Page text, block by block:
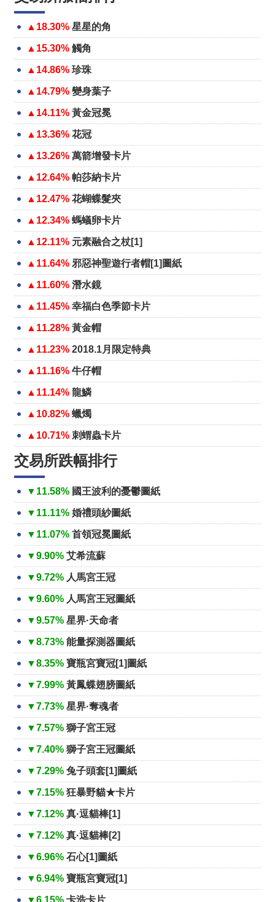
▲18.30% 星星的角
▲15.30% 觸角
▲14.86% 珍珠
▲14.79% 變身葉子
▲14.11% 黃金冠冕
▲13.36% 花冠
▲13.26% 萬箭增發卡片
▲12.64% 帕莎納卡片
▲12.47% 花蝴蝶髮夾
▲12.34% 螞蟻卵卡片
▲12.11% 元素融合之杖[1]
▲11.64% 邪惡神聖遊行者帽[1]圖紙
▲11.60% 潛水鏡
▲11.45% 幸福白色季節卡片
▲11.28% 黃金帽
▲11.23% 2018.1月限定特典
▲11.16% 牛仔帽
▲11.14% 龍鱗
▲10.82% 蠟燭
▲10.71% 刺蝟蟲卡片
交易所跌幅排行
▼11.58% 國王波利的憂鬱圖紙
▼11.11% 婚禮頭紗圖紙
▼11.07% 首領冠冕圖紙
▼9.90% 艾希流蘇
▼9.72% 人馬宮王冠
▼9.60% 人馬宮王冠圖紙
▼9.57% 星界·天命者
▼8.73% 能量探測器圖紙
▼8.35% 寶瓶宮寶冠[1]圖紙
▼7.99% 黃鳳蝶翅膀圖紙
▼7.73% 星界·奪魂者
▼7.57% 獅子宮王冠
▼7.40% 獅子宮王冠圖紙
▼7.29% 兔子頭套[1]圖紙
▼7.15% 狂暴野貓★卡片
▼7.12% 真·逗貓棒[1]
▼7.12% 真·逗貓棒[2]
▼6.96% 石心[1]圖紙
▼6.94% 寶瓶宮寶冠[1]
▼6.15% 卡浩卡片